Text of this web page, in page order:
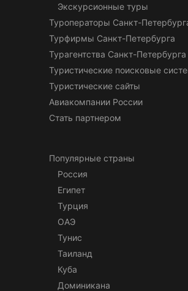
Экскурсионные туры
Туроператоры Санкт-
Турфирмы Санкт-Петербурга
Турагентства Санкт-Петербурга
Туристические поисковые
Туристические сайты
Авиакомпании России
Стать партнером
Популярные страны
Россия
Египет
Турция
ОАЭ
Тунис
Таиланд
Куба
Доминикана